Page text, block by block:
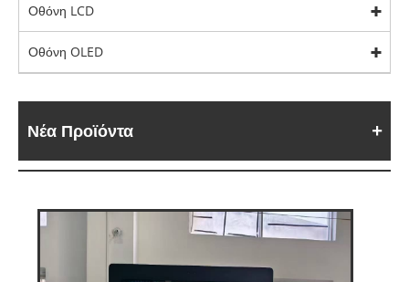
Οθόνη LCD
Οθόνη OLED
Νέα Προϊόντα